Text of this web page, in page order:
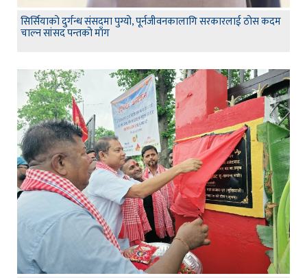
सिर्सियाको दुर्गन्ध संसदमा पुग्यो, पूर्नजीवनकालागि सरकारलाई ठोस कदम
चाल्न सांसद पन्तको माँग